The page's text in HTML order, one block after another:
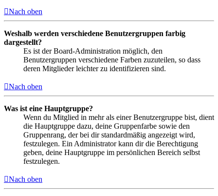
Nach oben
Weshalb werden verschiedene Benutzergruppen farbig
dargestellt?
Es ist der Board-Administration möglich, den
Benutzergruppen verschiedene Farben zuzuteilen, so dass
deren Mitglieder leichter zu identifizieren sind.
Nach oben
Was ist eine Hauptgruppe?
Wenn du Mitglied in mehr als einer Benutzergruppe bist, dient
die Hauptgruppe dazu, deine Gruppenfarbe sowie den
Gruppenrang, der bei dir standardmäßig angezeigt wird,
festzulegen. Ein Administrator kann dir die Berechtigung
geben, deine Hauptgruppe im persönlichen Bereich selbst
festzulegen.
Nach oben